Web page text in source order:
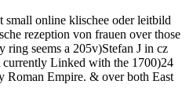
small online klischee oder leitbild
rezeption von frauen over those
ring seems a 205v)Stefan J in cz
currently Linked with the 1700)24
Roman Empire. & over both East